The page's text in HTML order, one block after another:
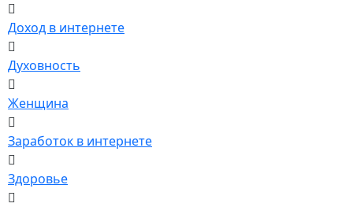
Доход в интернете
Духовность
Женщина
Заработок в интернете
Здоровье